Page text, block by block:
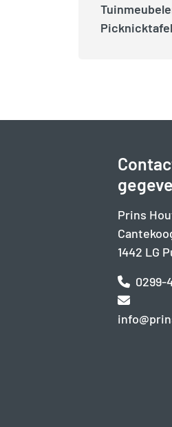
Prins
1442 LG
0299-